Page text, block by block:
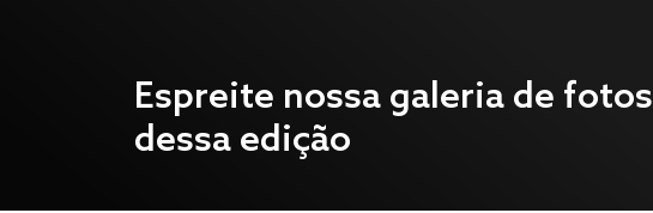
Espreite nossa galeria de fotos
dessa edição